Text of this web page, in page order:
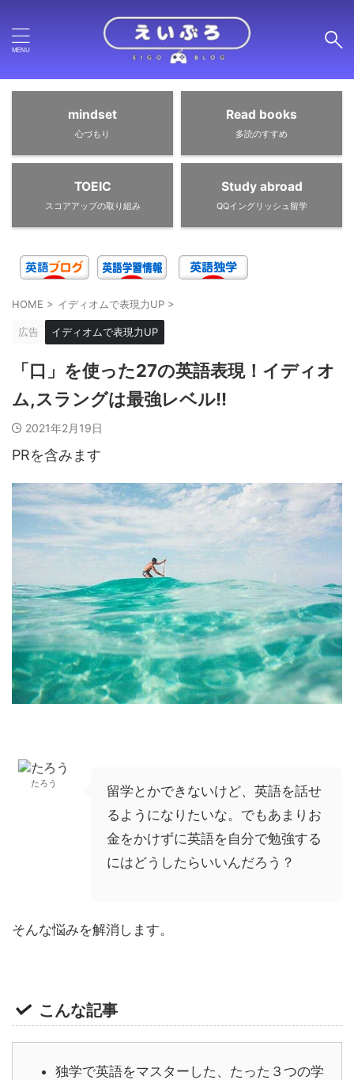
mindset
心づもり
Read books
多読のすすめ
TOEIC
スコアアップの取り組み
Study abroad
QQイングリッシュ留学
HOME > イディオムで表現力UP >
広告 イディオムで表現力UP
「口」を使った27の英語表現！イディオ
ム,スラングは最強レベル!!
2021年2月19日
PRを含みます
たろう
留学とかできないけど、英語を話せ
るようになりたいな。でもあまりお
金をかけずに英語を自分で勉強する
にはどうしたらいいんだろう？
そんな悩みを解消します。
こんな記事
独学で英語をマスターした、たった３つの学